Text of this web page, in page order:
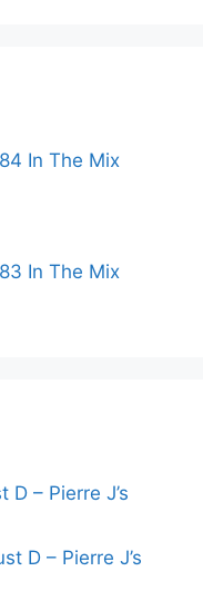
In The Mix
In The Mix
D – Pierre J’s
D – Pierre J’s